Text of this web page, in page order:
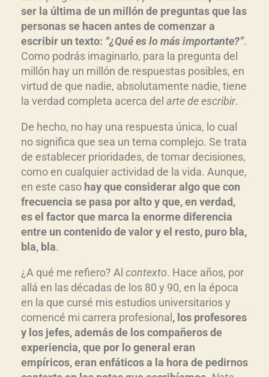
ser la última de un millón de preguntas que las
personas se hacen antes de comenzar a
escribir un texto: “¿Qué es lo más importante?”.
Como podrás imaginarlo, para la pregunta del
millón hay un millón de respuestas posibles, en
virtud de que nadie, absolutamente nadie, tiene
la verdad completa acerca del arte de escribir.
De hecho, no hay una respuesta única, lo cual
no significa que sea un tema complejo. Se trata
de establecer prioridades, de tomar decisiones,
como en cualquier actividad de la vida. Aunque,
en este caso hay que considerar algo que con
frecuencia se pasa por alto y que, en verdad,
es el factor que marca la enorme diferencia
entre un contenido de valor y el resto, puro bla,
bla, bla.
¿A qué me refiero? Al contexto. Hace años, por
allá en las décadas de los 80 y 90, en la época
en la que cursé mis estudios universitarios y
comencé mi carrera profesional, los profesores
y los jefes, además de los compañeros de
experiencia, que por lo general eran
empíricos, eran enfáticos a la hora de pedirnos